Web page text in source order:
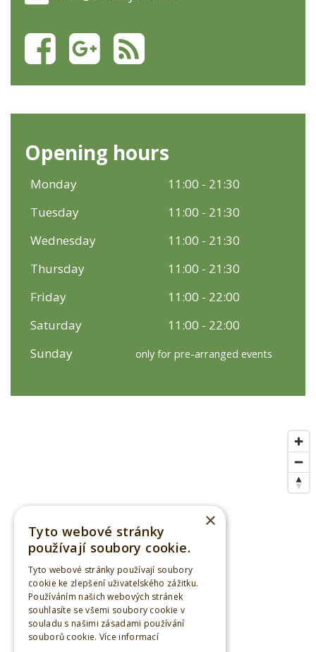
Opening hours
Monday
11:00 - 21:30
Tuesday
11:00 - 21:30
Wednesday
11:00 - 21:30
Thursday
11:00 - 21:30
Friday
11:00 - 22:00
Saturday
11:00 - 22:00
Sunday
only for pre-arranged events
×
Tyto webové stránky
používají soubory cookie.
Tyto webové stránky používají soubory
cookie ke zlepšení uživatelského zážitku.
Používáním našich webových stránek
souhlasíte se všemi soubory cookie v
souladu s našimi zásadami používání
souborů cookie. Více informací